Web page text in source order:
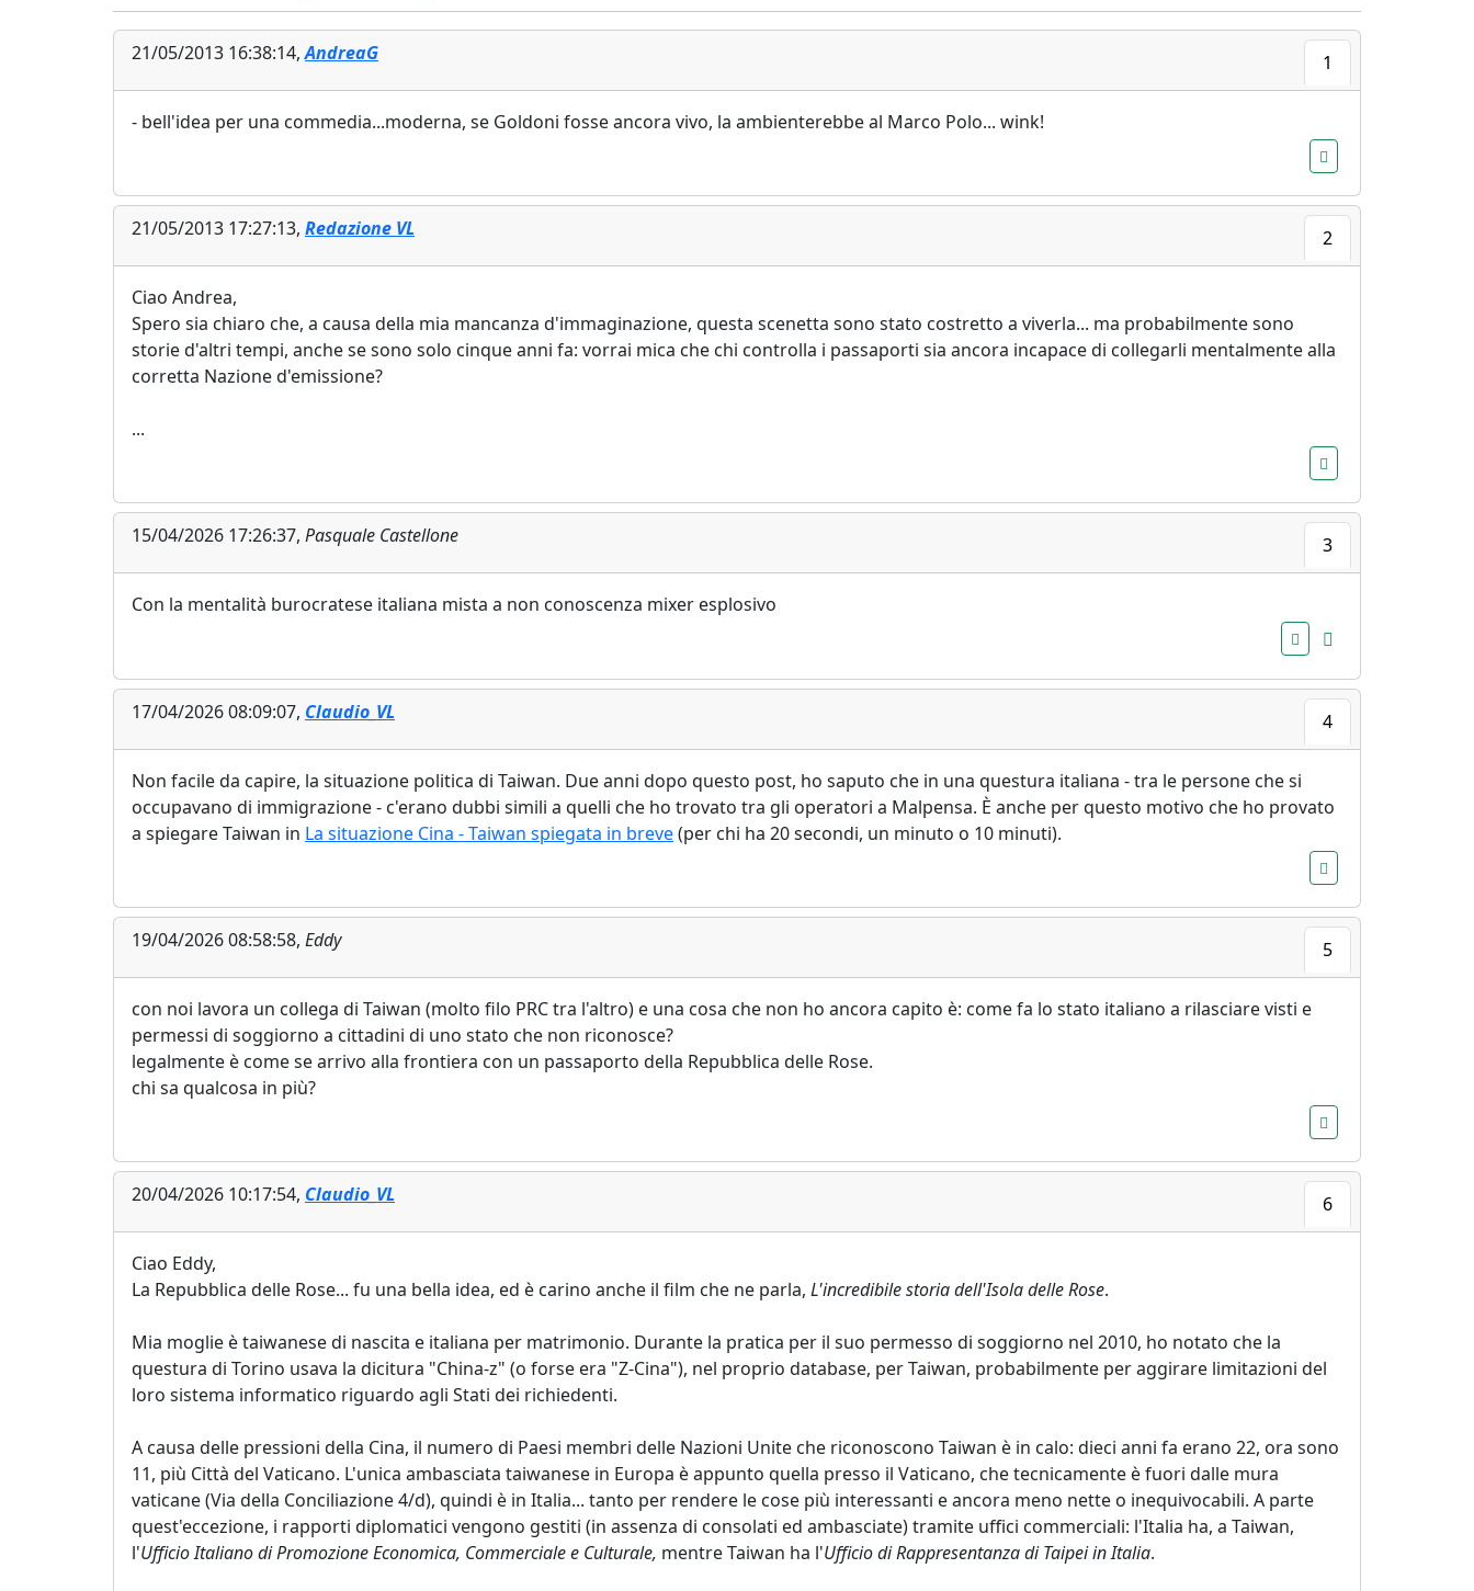
21/05/2013 16:38:14,AndreaG 1
- bell'idea per una commedia...moderna, se Goldoni fosse ancora vivo, la ambienterebbe al Marco Polo... wink!
21/05/2013 17:27:13, Redazione VL 2
Ciao Andrea,
Spero sia chiaro che, a causa della mia mancanza d'immaginazione, questa scenetta sono stato costretto a viverla... ma probabilmente sono
storie d'altri tempi, anche se sono solo cinque anni fa: vorrai mica che chi controlla i passaporti sia ancora incapace di collegarli mentalmente alla
corretta Nazione d'emissione?
...
15/04/2026 17:26:37, Pasquale Castellone 3
Con la mentalità burocratese italiana mista a non conoscenza mixer esplosivo
17/04/2026 08:09:07, Claudio_VL 4
Non facile da capire, la situazione politica di Taiwan. Due anni dopo questo post, ho saputo che in una questura italiana - tra le persone che si
occupavano di immigrazione - c'erano dubbi simili a quelli che ho trovato tra gli operatori a Malpensa. È anche per questo motivo che ho provato
a spiegare Taiwan in La situazione Cina - Taiwan spiegata in breve(per chi ha 20 secondi, un minuto o 10 minuti).
19/04/2026 08:58:58, Eddy 5
con noi lavora un collega di Taiwan (molto filo PRC tra l'altro) e una cosa che non ho ancora capito è: come fa lo stato italiano a rilasciare visti e
permessi di soggiorno a cittadini di uno stato che non riconosce?
legalmente è come se arrivo alla frontiera con un passaporto della Repubblica delle Rose.
chi sa qualcosa in più?
20/04/2026 10:17:54, Claudio_VL 6
Ciao Eddy,
La Repubblica delle Rose... fu una bella idea, ed è carino anche il film che ne parla, L'incredibile storia dell'Isola delle Rose.
Mia moglie è taiwanese di nascita e italiana per matrimonio. Durante la pratica per il suo permesso di soggiorno nel 2010, ho notato che la
questura di Torino usava la dicitura "China-z" (o forse era "Z-Cina"), nel proprio database, per Taiwan, probabilmente per aggirare limitazioni del
loro sistema informatico riguardo agli Stati dei richiedenti.
A causa delle pressioni della Cina, il numero di Paesi membri delle Nazioni Unite che riconoscono Taiwan è in calo: dieci anni fa erano 22, ora sono
11, più Città del Vaticano. L'unica ambasciata taiwanese in Europa è appunto quella presso il Vaticano, che tecnicamente è fuori dalle mura
vaticane (Via della Conciliazione 4/d), quindi è in Italia... tanto per rendere le cose più interessanti e ancora meno nette o inequivocabili. A parte
quest'eccezione, i rapporti diplomatici vengono gestiti (in assenza di consolati ed ambasciate) tramite uffici commerciali: l'Italia ha, a Taiwan,
l'Ufficio Italiano di Promozione Economica, Commerciale e Culturale, mentre Taiwan ha l'Ufficio di Rappresentanza di Taipei in Italia.